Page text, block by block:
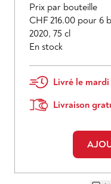
Prix par bouteille
CHF 216.00 pour 6
2020, 75 cl
En stock
Livré le mardi
Livraison